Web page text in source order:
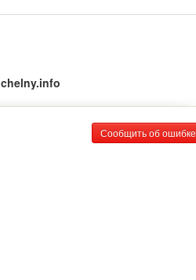
chelny.info
Сообщить об ошибке